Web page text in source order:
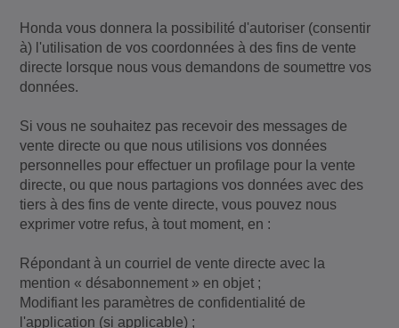
Honda vous donnera la possibilité d'autoriser (consentir
à) l'utilisation de vos coordonnées à des fins de vente
directe lorsque nous vous demandons de soumettre vos
données.
Si vous ne souhaitez pas recevoir des messages de
vente directe ou que nous utilisions vos données
personnelles pour effectuer un profilage pour la vente
directe, ou que nous partagions vos données avec des
tiers à des fins de vente directe, vous pouvez nous
exprimer votre refus, à tout moment, en :
Répondant à un courriel de vente directe avec la
mention « désabonnement » en objet ;
Modifiant les paramètres de confidentialité de
l'application (si applicable) ;